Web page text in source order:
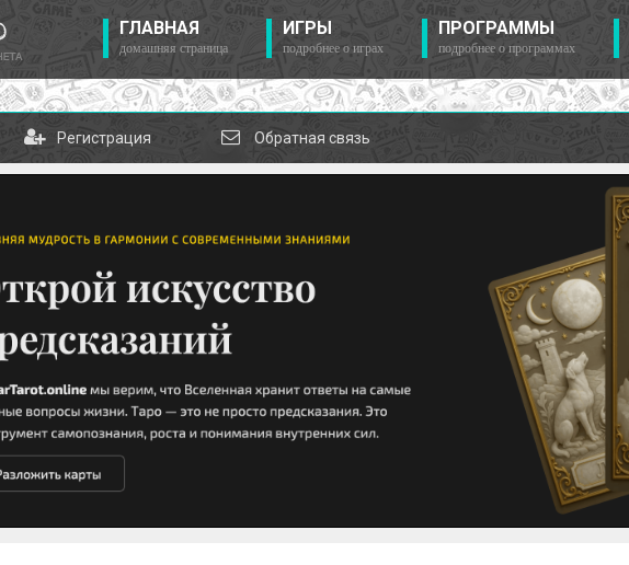
ГЛАВНАЯ
домашняя страница
ИГРЫ
подробнее о играх
ПРОГРАММЫ
подробнее о программах
Регистрация Обратная связь